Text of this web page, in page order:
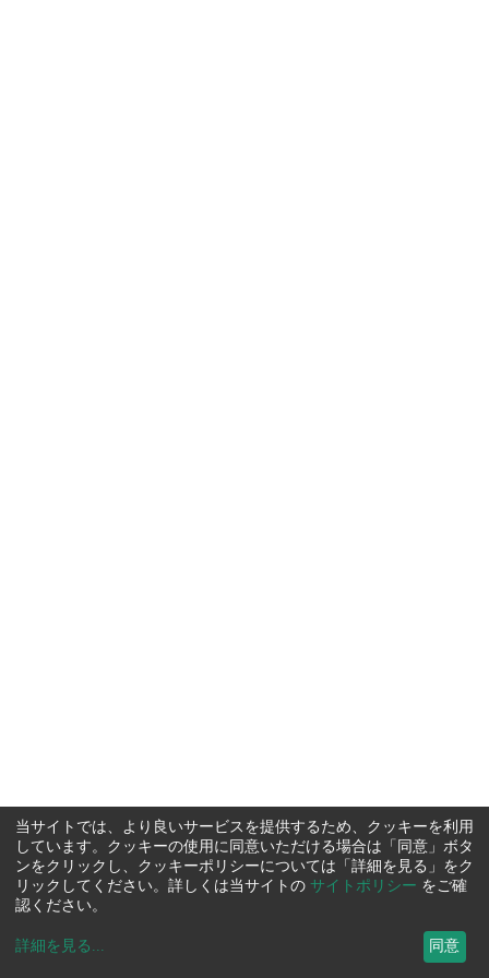
当サイトでは、より良いサービスを提供するため、クッキーを利用
しています。クッキーの使用に同意いただける場合は「同意」ボタ
ンをクリックし、クッキーポリシーについては「詳細を見る」をク
リックしてください。詳しくは当サイトの サイトポリシー をご確
認ください。
詳細を見る ... 同意